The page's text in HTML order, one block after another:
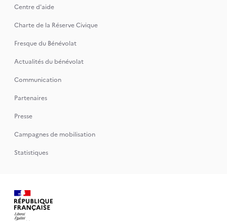
Centre d'aide
Charte de la Réserve Civique
Fresque du Bénévolat
Actualités du bénévolat
Communication
Partenaires
Presse
Campagnes de mobilisation
Statistiques